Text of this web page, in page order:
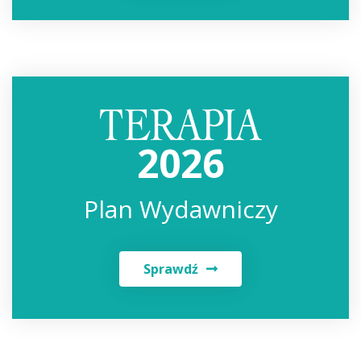
2026
Plan Wydawniczy
Sprawdź